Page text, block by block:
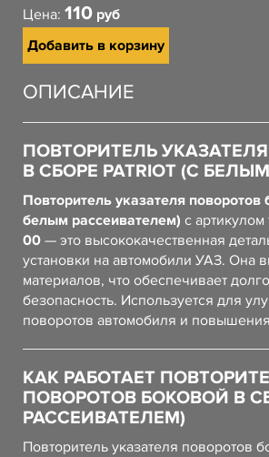
Цена: 110 руб
Добавить в корзину
ОПИСАНИЕ
ПОВТОРИТЕЛЬ
В СБОРЕ PATRIOT (С
Повторитель указателя поворотов
белым рассеивателем) с артикулом
00 — это высококачественная
установки на автомобили УАЗ. Она
материалов, что обеспечивает
безопасность. Используется для
поворотов автомобиля и
КАК РАБОТАЕТ
ПОВОРОТОВ БОКОВОЙ В
РАССЕИВАТЕЛЕМ)
Повторитель указателя поворотов